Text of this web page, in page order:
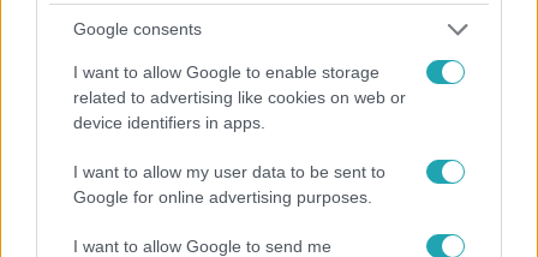
Google consents
I want to allow Google to enable storage
related to advertising like cookies on web or
device identifiers in apps.
I want to allow my user data to be sent to
Google for online advertising purposes.
I want to allow Google to send me
PUSKÁS-DALLOS BOGI
SZABÓ ERIKA